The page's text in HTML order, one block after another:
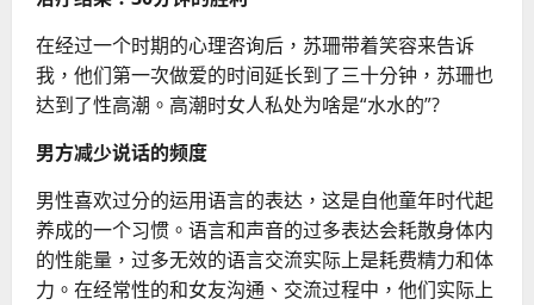
在经过一个时期的心理咨询后，苏珊带着笑容来告诉
我，他们第一次做爱的时间延长到了三十分钟，苏珊也
达到了性高潮。 高潮时女人私处为啥是“水水的”?
男方减少说话的频度
男性喜欢过分的运用语言的表达，这是自他童年时代起
养成的一个习惯。语言和声音的过多表达会耗散身体内
的性能量，过多无效的语言交流实际上是耗费精力和体
力。在经常性的和女友沟通、交流过程中，他们实际上